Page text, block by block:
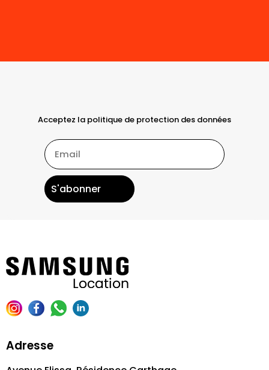
Acceptez la politique de protection des données
Adresse